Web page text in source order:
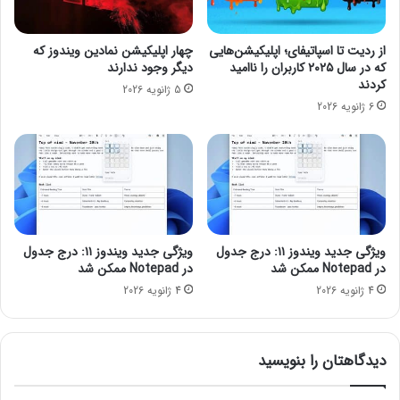
هوشمند را تغییر دهد و آنها را به جایگزینی جدی برای کامپیوترهای
شخصی تبدیل کند.
حتما بخوانید :عرضه نسخه اختصاصی اینستاگرام برای آیپد
توسط شرکت متا
مجله خبری mydtc
اندروید ۱۶
ن
ع
ی
س
ا
م
خ
و
ر
ا
ت
ح
و
ک
آ
ق
د
ر
ه
ح
م
ی
؛
ا
ت
ا
از ردیت تا اسپاتیفای؛ اپلیکیشن‌هایی
که در سال ۲۰۲۵ کاربران را ناامید
کردند
6 ژانویه 2026
چهار اپلیکیشن نمادین ویندوز که
دیگر وجود ندارند
5 ژانویه 2026
ویژگی جدید ویندوز ۱۱: درج جدول
در Notepad ممکن شد
4 ژانویه 2026
ویژگی جدید ویندوز ۱۱: درج جدول
در Notepad ممکن شد
4 ژانویه 2026
دیدگاهتان را بنویسید